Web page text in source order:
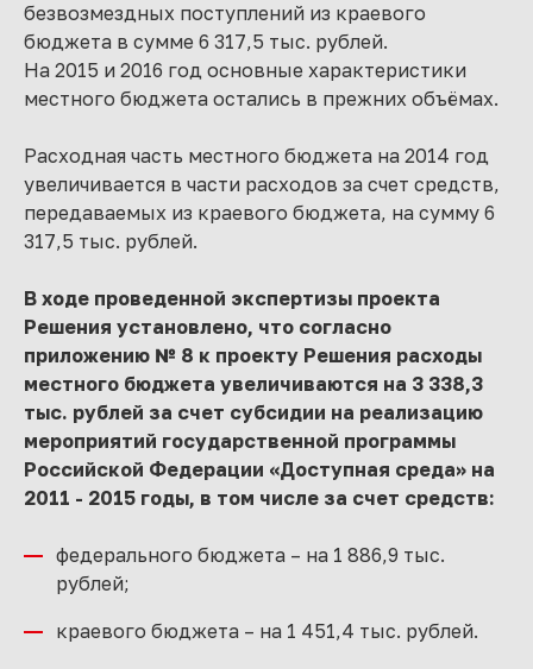
безвозмездных поступлений из краевого
бюджета в сумме 6 317,5 тыс. рублей.
На 2015 и 2016 год основные характеристики
местного бюджета остались в прежних объёмах.
Расходная часть местного бюджета на 2014 год
увеличивается в части расходов за счет средств,
передаваемых из краевого бюджета, на сумму 6
317,5 тыс. рублей.
В ходе проведенной экспертизы проекта
Решения установлено, что согласно
приложению № 8 к проекту Решения расходы
местного бюджета увеличиваются на 3 338,3
тыс. рублей за счет субсидии на реализацию
мероприятий государственной программы
Российской Федерации «Доступная среда» на
2011 - 2015 годы, в том числе за счет средств:
федерального бюджета – на 1 886,9 тыс.
рублей;
краевого бюджета – на 1 451,4 тыс. рублей.